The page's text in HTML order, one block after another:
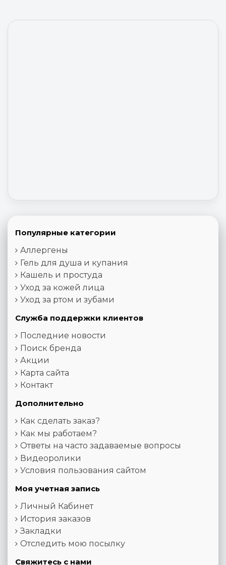
Популярные категории
Аллергены
Гель для душа и купания
Кашель и простуда
Уход за кожей лица
Уход за ртом и зубами
Служба поддержки клиентов
Последние новости
Поиск бренда
Акции
Карта сайта
Контакт
Дополнительно
Как сделать заказ?
Как мы работаем?
Ответы на часто задаваемые вопросы
Видеоролики
Условия пользования сайтом
Моя учетная запись
Личный Кабинет
История заказов
Закладки
Отследить мою посылку
Свяжитесь с нами